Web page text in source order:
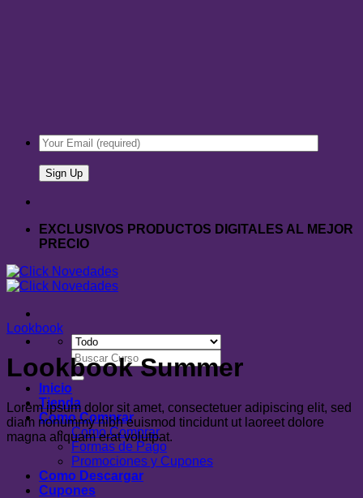
EXCLUSIVOS PRODUCTOS DIGITALES AL MEJOR
PRECIO
Buscar
por:
Inicio
Tienda
Como Comprar
Como Comprar
Formas de Pago
Promociones y Cupones
Como Descargar
Cupones
Lookbook
Lookbook Summer
Lorem ipsum dolor sit amet, consectetuer adipiscing elit, sed
diam nonummy nibh euismod tincidunt ut laoreet dolore
magna aliquam erat volutpat.